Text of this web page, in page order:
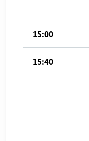
15:00
15:40